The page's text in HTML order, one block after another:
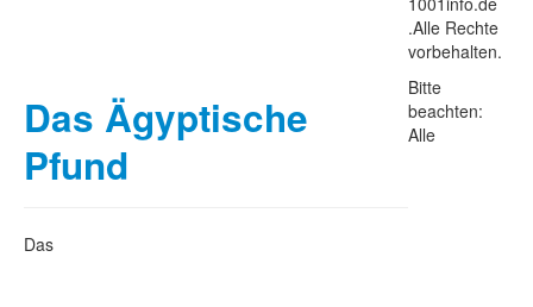
Das Ägyptische
Pfund
Das
.Alle Rechte
vorbehalten.
Bitte
beachten:
Alle